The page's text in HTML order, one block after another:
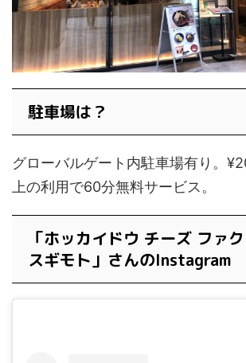
駐車場は？
グローバルゲート内駐車場有り。
上の利用で60分無料サービス。
「ホッカイドウ チーズ ファ
スギモト」さんのInstagram